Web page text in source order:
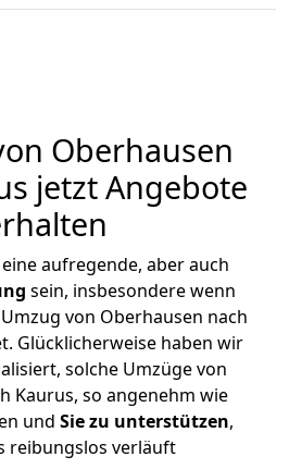
Oberhausen
jetzt Angebote
aufregende, aber auch
sein, insbesondere wenn
von Oberhausen nach
Glücklicherweise haben wir
solche Umzüge von
Kaurus, so angenehm wie
und Sie zu unterstützen,
reibungslos verläuft